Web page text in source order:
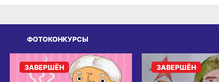
ФОТОКОНКУРСЫ
ЗАВЕРШЁН ЗАВЕРШЁН